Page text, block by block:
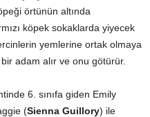
örtünün altında
köpek sokaklarda yiyecek
yemlerine ortak olmaya
adam alır ve onu götürür.
6. sınıfa giden Emily
(Sienna Guillory) ile